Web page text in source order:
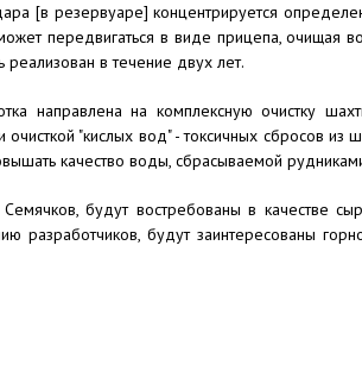
[в резервуаре] концентрируется
передвигаться в виде прицепа, очищая
реализован в течение двух лет.
направлена на комплексную очистку
очисткой "кислых вод" - токсичных сбросов
качество воды, сбрасываемой
будут востребованы в качестве
разработчиков, будут заинтересованы